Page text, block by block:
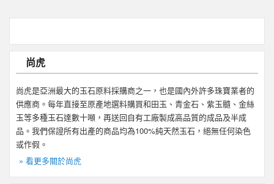
尚虎
尚虎是亞洲最大的玉石原料採購商之一，也是國內外許多珠寶業者的
供應商。每年直接至原產地選料購買和田玉、青金石、紫玉髓、金絲
玉等多種玉石達數十噸，再送回自有工廠製成高品質的成品及半成
品。我們保證所有出產的商品均為100%純天然玉石，絕無任何染色
或作假。
» 看更多關於尚虎